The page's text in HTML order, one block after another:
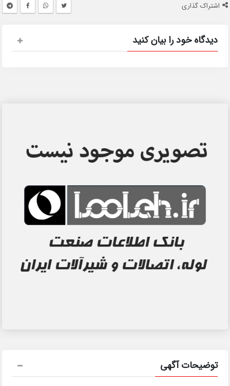
اشتراک گذاری
دیدگاه خود را بیان کنید
توضیحات آگهی